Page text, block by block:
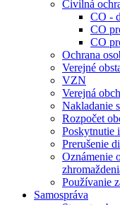
Civilná
CO -
CO
CO
Ochrana
Verejné
VZN
Verejná
Nakladanie
Rozpočet
Poskytnutie
Prerušenie
Oznámenie
Používanie
Samospráva